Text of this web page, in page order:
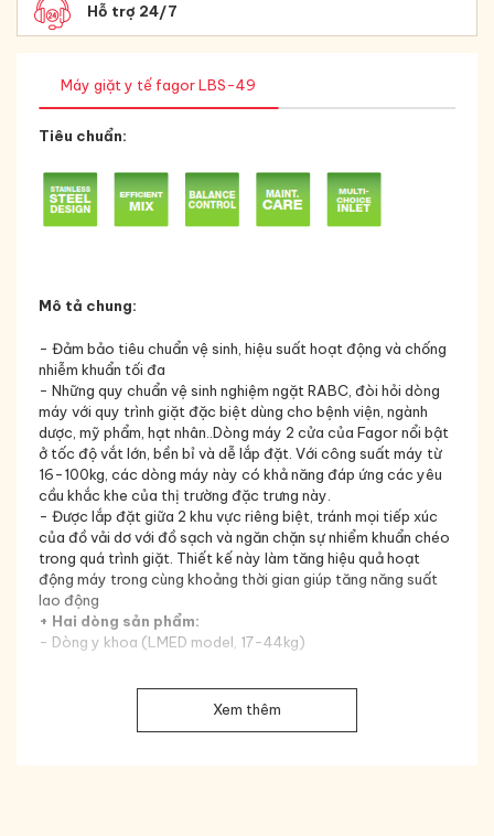
Hỗ trợ 24/7
Máy giặt y tế fagor LBS-49
Tiêu chuẩn:
Mô tả chung:
- Đảm bảo tiêu chuẩn vệ sinh, hiệu suất hoạt động và chống
nhiễm khuẩn tối đa
- Những quy chuẩn vệ sinh nghiệm ngặt RABC, đòi hỏi dòng
máy với quy trình giặt đặc biệt dùng cho bệnh viện, ngành
dược, mỹ phẩm, hạt nhân..Dòng máy 2 cửa của Fagor nổi bật
ở tốc độ vắt lớn, bền bỉ và dễ lắp đặt. Với công suất máy từ
16-100kg, các dòng máy này có khả năng đáp ứng các yêu
cầu khắc khe của thị trường đặc trưng này.
- Được lắp đặt giữa 2 khu vực riêng biệt, tránh mọi tiếp xúc
của đồ vải dơ với đồ sạch và ngăn chặn sự nhiểm khuẩn chéo
trong quá trình giặt. Thiết kế này làm tăng hiệu quả hoạt
động máy trong cùng khoảng thời gian giúp tăng năng suất
lao động
+ Hai dòng sản phẩm:
- Dòng y khoa (LMED model, 17-44kg)
- Dòng bệnh viện (LBS 27-100kg)
Đặc điểm sản phẩm:
Xem thêm